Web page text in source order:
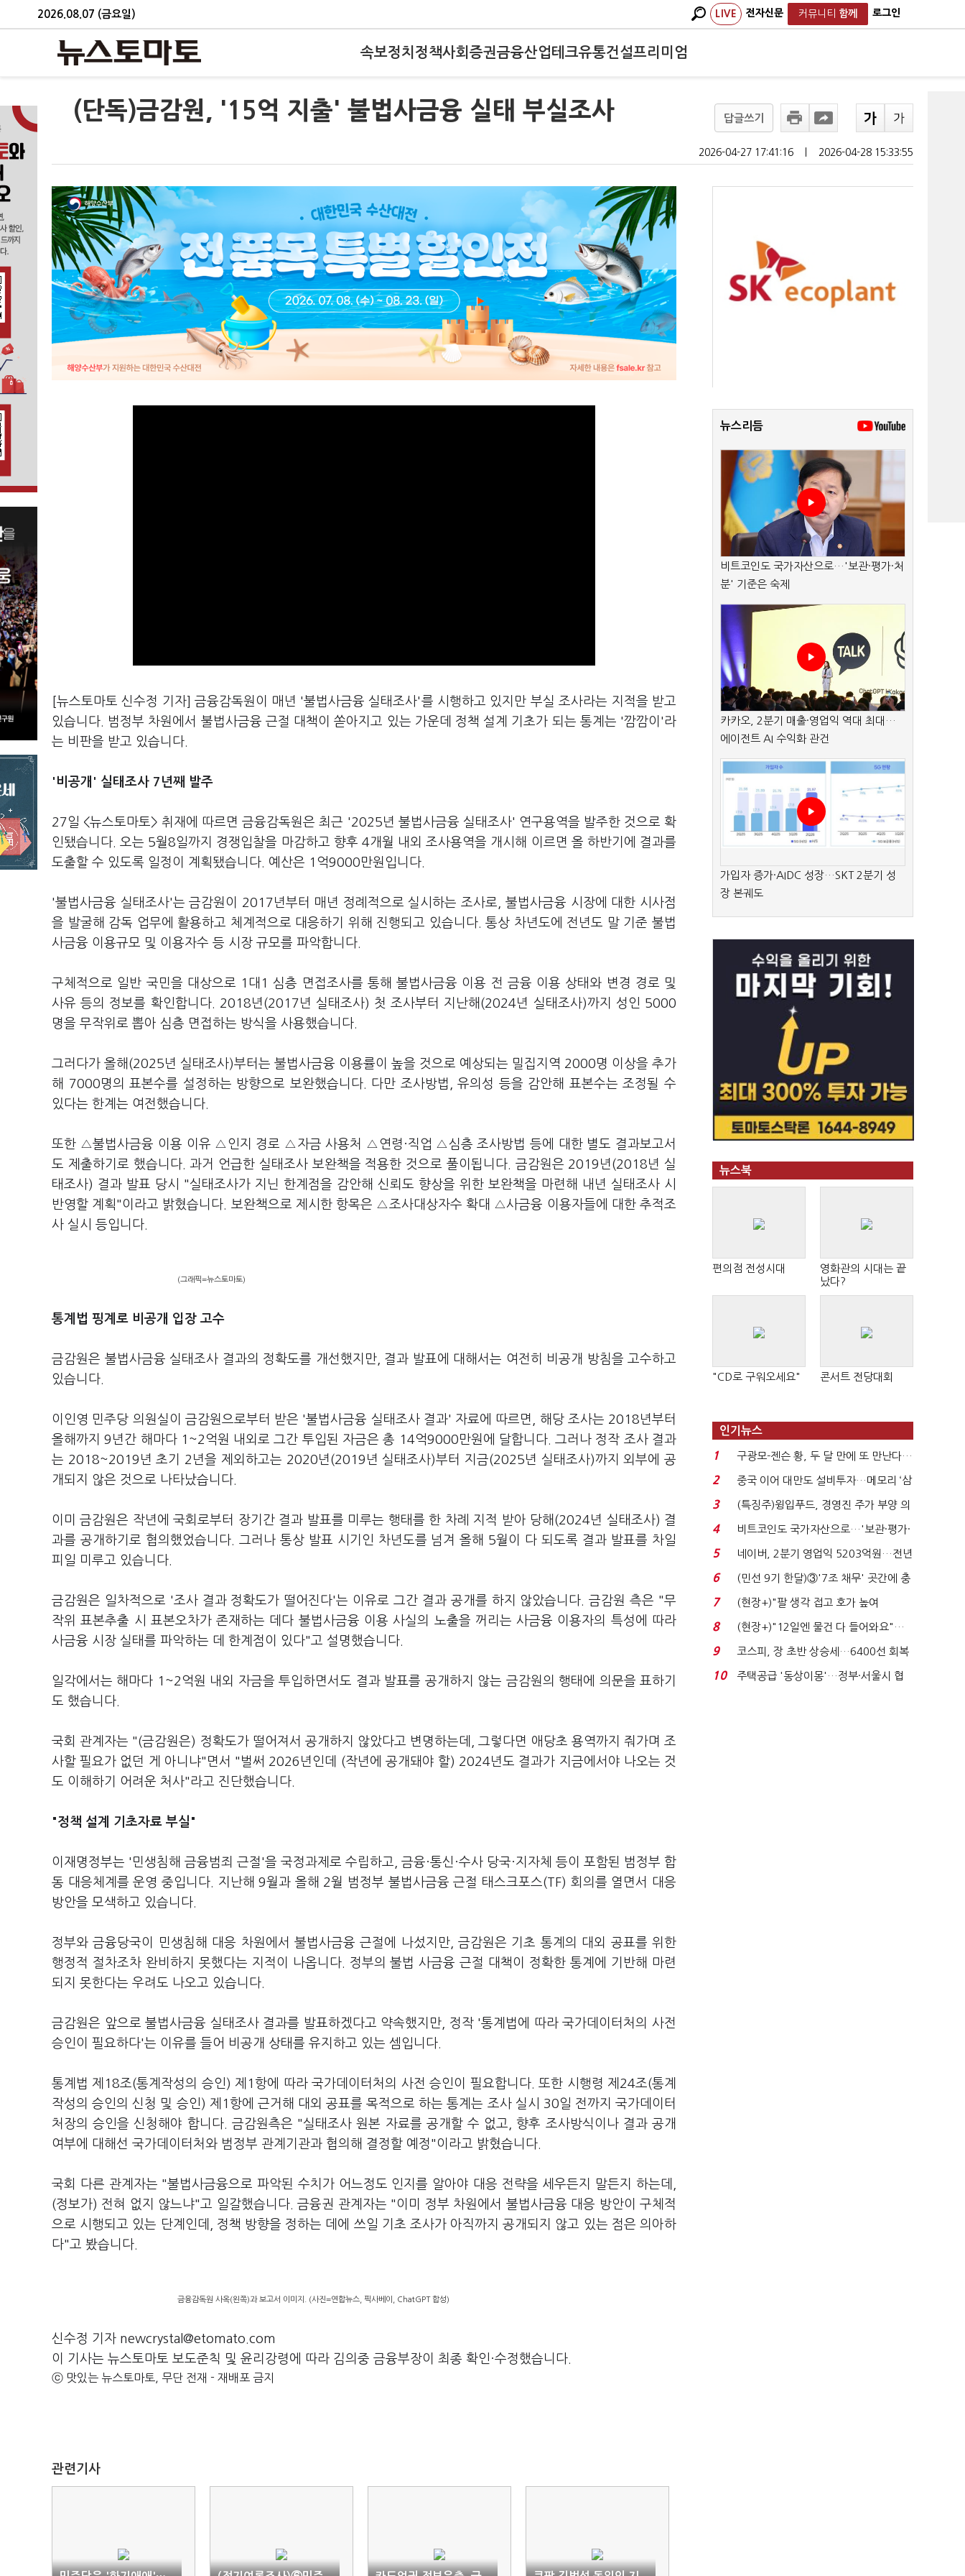
2026.08.07 (금요일) LIVE 전자신문 커뮤니티 함께 로그인
속보정치 정책사회 증권금융산업테크유통건설프리미엄
(단독)금감원, '15억 지출' 불법사금융 실태 부실조사 답글쓰기
2026-04-27 17:41:16 2026-04-28 15:33:55
[뉴스토마토 신수정 기자] 금융감독원이 매년 '불법사금융 실태조사'를 시행하고 있지만 부실 조사라는 지적을 받고
있습니다. 범정부 차원에서 불법사금융 근절 대책이 쏟아지고 있는 가운데 정책 설계 기초가 되는 통계는 '깜깜이'라
는 비판을 받고 있습니다.
'비공개' 실태조사 7년째 발주
27일 <뉴스토마토> 취재에 따르면 금융감독원은 최근 '2025년 불법사금융 실태조사' 연구용역을 발주한 것으로 확
인됐습니다. 오는 5월8일까지 경쟁입찰을 마감하고 향후 4개월 내외 조사용역을 개시해 이르면 올 하반기에 결과를
도출할 수 있도록 일정이 계획됐습니다. 예산은 1억9000만원입니다.
'불법사금융 실태조사'는 금감원이 2017년부터 매년 정례적으로 실시하는 조사로, 불법사금융 시장에 대한 시사점
을 발굴해 감독 업무에 활용하고 체계적으로 대응하기 위해 진행되고 있습니다. 통상 차년도에 전년도 말 기준 불법
사금융 이용규모 및 이용자수 등 시장 규모를 파악합니다.
구체적으로 일반 국민을 대상으로 1대1 심층 면접조사를 통해 불법사금융 이용 전 금융 이용 상태와 변경 경로 및
사유 등의 정보를 확인합니다. 2018년(2017년 실태조사) 첫 조사부터 지난해(2024년 실태조사)까지 성인 5000
명을 무작위로 뽑아 심층 면접하는 방식을 사용했습니다.
그러다가 올해(2025년 실태조사)부터는 불법사금융 이용률이 높을 것으로 예상되는 밀집지역 2000명 이상을 추가
해 7000명의 표본수를 설정하는 방향으로 보완했습니다. 다만 조사방법, 유의성 등을 감안해 표본수는 조정될 수
있다는 한계는 여전했습니다.
또한 △불법사금융 이용 이유 △인지 경로 △자금 사용처 △연령·직업 △심층 조사방법 등에 대한 별도 결과보고서
도 제출하기로 했습니다. 과거 언급한 실태조사 보완책을 적용한 것으로 풀이됩니다. 금감원은 2019년(2018년 실
태조사) 결과 발표 당시 "실태조사가 지닌 한계점을 감안해 신뢰도 향상을 위한 보완책을 마련해 내년 실태조사 시
반영할 계획"이라고 밝혔습니다. 보완책으로 제시한 항목은 △조사대상자수 확대 △사금융 이용자들에 대한 추적조
사 실시 등입니다.
(그래픽=뉴스토마토)
통계법 핑계로 비공개 입장 고수
금감원은 불법사금융 실태조사 결과의 정확도를 개선했지만, 결과 발표에 대해서는 여전히 비공개 방침을 고수하고
있습니다.
이인영 민주당 의원실이 금감원으로부터 받은 '불법사금융 실태조사 결과' 자료에 따르면, 해당 조사는 2018년부터
올해까지 9년간 해마다 1~2억원 내외로 그간 투입된 자금은 총 14억9000만원에 달합니다. 그러나 정작 조사 결과
는 2018~2019년 초기 2년을 제외하고는 2020년(2019년 실태조사)부터 지금(2025년 실태조사)까지 외부에 공
개되지 않은 것으로 나타났습니다.
이미 금감원은 작년에 국회로부터 장기간 결과 발표를 미루는 행태를 한 차례 지적 받아 당해(2024년 실태조사) 결
과를 공개하기로 협의했었습니다. 그러나 통상 발표 시기인 차년도를 넘겨 올해 5월이 다 되도록 결과 발표를 차일
피일 미루고 있습니다.
금감원은 일차적으로 '조사 결과 정확도가 떨어진다'는 이유로 그간 결과 공개를 하지 않았습니다. 금감원 측은 "무
작위 표본추출 시 표본오차가 존재하는 데다 불법사금융 이용 사실의 노출을 꺼리는 사금융 이용자의 특성에 따라
사금융 시장 실태를 파악하는 데 한계점이 있다"고 설명했습니다.
일각에서는 해마다 1~2억원 내외 자금을 투입하면서도 결과 발표를 공개하지 않는 금감원의 행태에 의문을 표하기
도 했습니다.
국회 관계자는 "(금감원은) 정확도가 떨어져서 공개하지 않았다고 변명하는데, 그렇다면 애당초 용역까지 줘가며 조
사할 필요가 없던 게 아니냐"면서 "벌써 2026년인데 (작년에 공개돼야 할) 2024년도 결과가 지금에서야 나오는 것
도 이해하기 어려운 처사"라고 진단했습니다.
"정책 설계 기초자료 부실"
이재명정부는 '민생침해 금융범죄 근절'을 국정과제로 수립하고, 금융·통신·수사 당국·지자체 등이 포함된 범정부 합
동 대응체계를 운영 중입니다. 지난해 9월과 올해 2월 범정부 불법사금융 근절 태스크포스(TF) 회의를 열면서 대응
방안을 모색하고 있습니다.
정부와 금융당국이 민생침해 대응 차원에서 불법사금융 근절에 나섰지만, 금감원은 기초 통계의 대외 공표를 위한
행정적 절차조차 완비하지 못했다는 지적이 나옵니다. 정부의 불법 사금융 근절 대책이 정확한 통계에 기반해 마련
되지 못한다는 우려도 나오고 있습니다.
금감원은 앞으로 불법사금융 실태조사 결과를 발표하겠다고 약속했지만, 정작 '통계법에 따라 국가데이터처의 사전
승인이 필요하다'는 이유를 들어 비공개 상태를 유지하고 있는 셈입니다.
통계법 제18조(통계작성의 승인) 제1항에 따라 국가데이터처의 사전 승인이 필요합니다. 또한 시행령 제24조(통계
작성의 승인의 신청 및 승인) 제1항에 근거해 대외 공표를 목적으로 하는 통계는 조사 실시 30일 전까지 국가데이터
처장의 승인을 신청해야 합니다. 금감원측은 "실태조사 원본 자료를 공개할 수 없고, 향후 조사방식이나 결과 공개
여부에 대해선 국가데이터처와 범정부 관계기관과 협의해 결정할 예정"이라고 밝혔습니다.
국회 다른 관계자는 "불법사금융으로 파악된 수치가 어느정도 인지를 알아야 대응 전략을 세우든지 말든지 하는데,
(정보가) 전혀 없지 않느냐"고 일갈했습니다. 금융권 관계자는 "이미 정부 차원에서 불법사금융 대응 방안이 구체적
으로 시행되고 있는 단계인데, 정책 방향을 정하는 데에 쓰일 기초 조사가 아직까지 공개되지 않고 있는 점은 의아하
다"고 봤습니다.
금융감독원 사옥(왼쪽)과 보고서 이미지. (사진=연합뉴스, 픽사베이, ChatGPT 합성)
신수정 기자 newcrystal@etomato.com
이 기사는 뉴스토마토 보도준칙 및 윤리강령에 따라 김의중 금융부장이 최종 확인·수정했습니다.
ⓒ 맛있는 뉴스토마토, 무단 전재 - 재배포 금지
관련기사
뉴스리듬
비트코인도 국가자산으로…'보관·평가·처
분' 기준은 숙제
카카오, 2분기 매출·영업익 역대 최대…
에이전트 AI 수익화 관건
가입자 증가·AIDC 성장…SKT 2분기 성
장 본궤도
뉴스북
편의점 전성시대
영화관의 시대는 끝
났다?
"CD로 구워오세요" 콘서트 전당대회
인기뉴스
1
구광모-젠슨 황, 두 달 만에 또 만난다…
로봇·AI 등 논...
2
중국 이어 대만도 설비투자…메모리 ‘삼
국전쟁’
3
(특징주)윙입푸드, 경영진 주가 부양 의
지에 상한가...
4
비트코인도 국가자산으로…'보관·평가·
처분' 기준은 ...
5
네이버, 2분기 영업익 5203억원…전년
비 0.2% 감소...
6
(민선 9기 한달)③'7조 채무' 곳간에 충
격…추미애, 20년...
7
(현장+)"팔 생각 접고 호가 높여
요"…'덜 똘똘한 한 채' 20...
8
(현장+)"12일엔 물건 다 들어와요"…
빈 매대 채우며 문 연 ...
9
코스피, 장 초반 상승세…6400선 회복
시도
10
주택공급 '동상이몽'…정부·서울시 협